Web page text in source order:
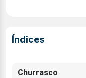
Índices
Churrasco